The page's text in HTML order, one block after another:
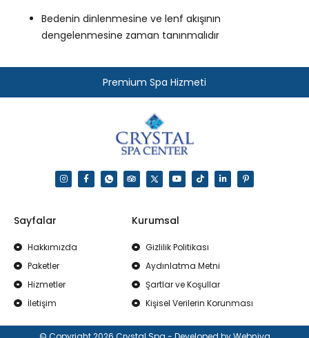
Bedenin dinlenmesine ve lenf akışının
dengelenmesine zaman tanınmalıdır
Premium Spa Hizmeti
Sayfalar
Hakkımızda
Paketler
Hizmetler
İletişim
Kurumsal
Gizlilik Politikası
Aydınlatma Metni
Şartlar ve Koşullar
Kişisel Verilerin Korunması